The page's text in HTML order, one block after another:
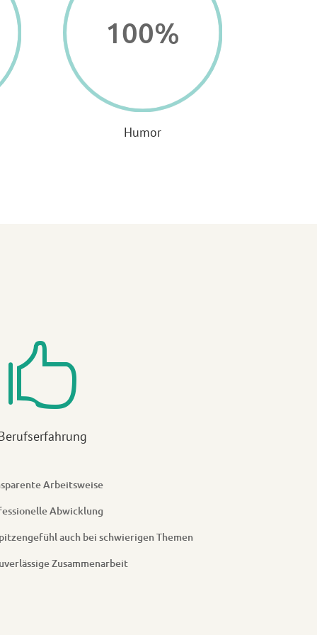
100%
Humor

Arbeitsweise
Abwicklung
auch bei schwierigen Themen
Zusammenarbeit